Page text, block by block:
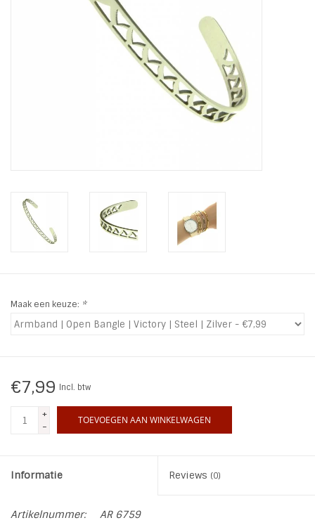
Blog
Maak een keuze: *
€7,99 Incl. btw
+
-
TOEVOEGEN AAN WINKELWAGEN
Informatie Reviews (0)
Artikelnummer:
AR 6759